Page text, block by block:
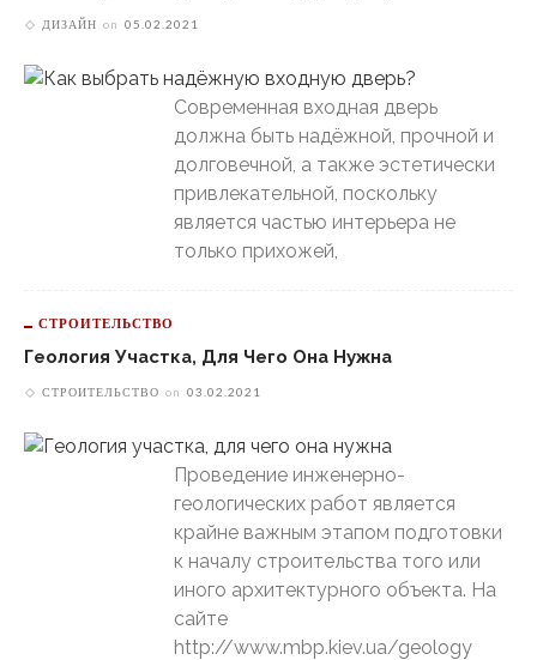
ДИЗАЙН on 05.02.2021
Современная входная дверь
должна быть надёжной, прочной и
долговечной, а также эстетически
привлекательной, поскольку
является частью интерьера не
только прихожей,
СТРОИТЕЛЬСТВО
Геология Участка, Для Чего Она Нужна
СТРОИТЕЛЬСТВО on 03.02.2021
Проведение инженерно-
геологических работ является
крайне важным этапом подготовки
к началу строительства того или
иного архитектурного объекта. На
сайте
http://www.mbp.kiev.ua/geology